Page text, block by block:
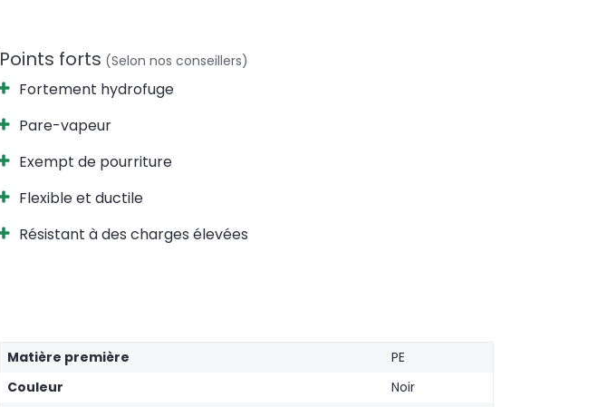
Points forts (Selon nos conseillers)
Fortement hydrofuge
Pare-vapeur
Exempt de pourriture
Flexible et ductile
Résistant à des charges élevées
Matière première
PE
Couleur
Noir